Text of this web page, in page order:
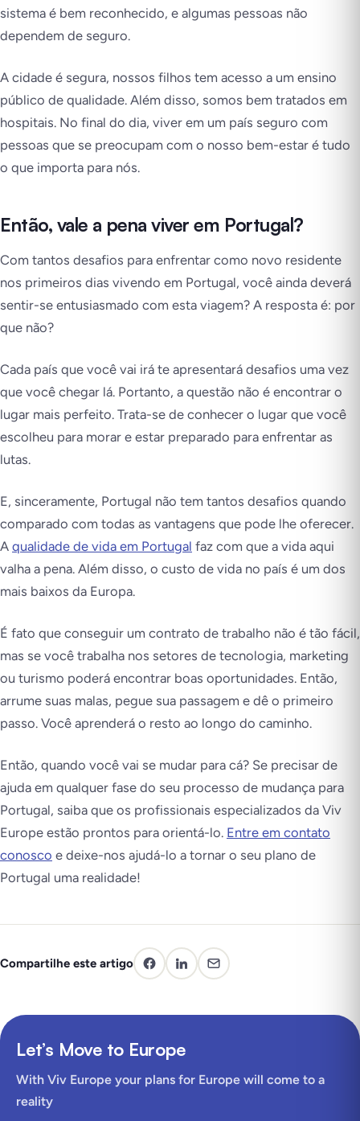
sistema é bem reconhecido, e algumas pessoas não
dependem de seguro.
A cidade é segura, nossos filhos tem acesso a um ensino
público de qualidade. Além disso, somos bem tratados em
hospitais. No final do dia, viver em um país seguro com
pessoas que se preocupam com o nosso bem-estar é tudo
o que importa para nós.
Então, vale a pena viver em Portugal?
Com tantos desafios para enfrentar como novo residente
nos primeiros dias vivendo em Portugal, você ainda deverá
sentir-se entusiasmado com esta viagem? A resposta é: por
que não?
Cada país que você vai irá te apresentará desafios uma vez
que você chegar lá. Portanto, a questão não é encontrar o
lugar mais perfeito. Trata-se de conhecer o lugar que você
escolheu para morar e estar preparado para enfrentar as
lutas.
E, sinceramente, Portugal não tem tantos desafios quando
comparado com todas as vantagens que pode lhe oferecer.
A qualidade de vida em Portugal faz com que a vida aqui
valha a pena. Além disso, o custo de vida no país é um dos
mais baixos da Europa.
É fato que conseguir um contrato de trabalho não é tão fácil,
mas se você trabalha nos setores de tecnologia, marketing
ou turismo poderá encontrar boas oportunidades. Então,
arrume suas malas, pegue sua passagem e dê o primeiro
passo. Você aprenderá o resto ao longo do caminho.
Então, quando você vai se mudar para cá? Se precisar de
ajuda em qualquer fase do seu processo de mudança para
Portugal, saiba que os profissionais especializados da Viv
Europe estão prontos para orientá-lo. Entre em contato
conosco e deixe-nos ajudá-lo a tornar o seu plano de
Portugal uma realidade!
Compartilhe este artigo
Let’s Move to Europe
With Viv Europe your plans for Europe will come to a
reality